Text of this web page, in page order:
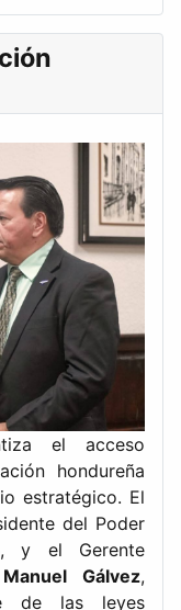
el acceso
hondureña
estratégico. El
del Poder
, y el Gerente
Gálvez,
de las leyes